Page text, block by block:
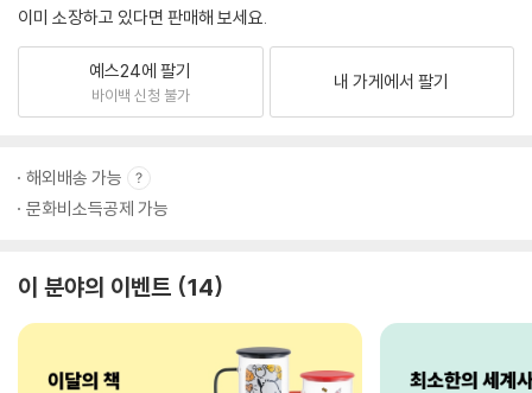
이미 소장하고 있다면 판매해 보세요.
예스24에 팔기
바이백 신청 불가
내 가게에서 팔기
해외배송 가능
문화비소득공제 가능
이 분야의 이벤트 14